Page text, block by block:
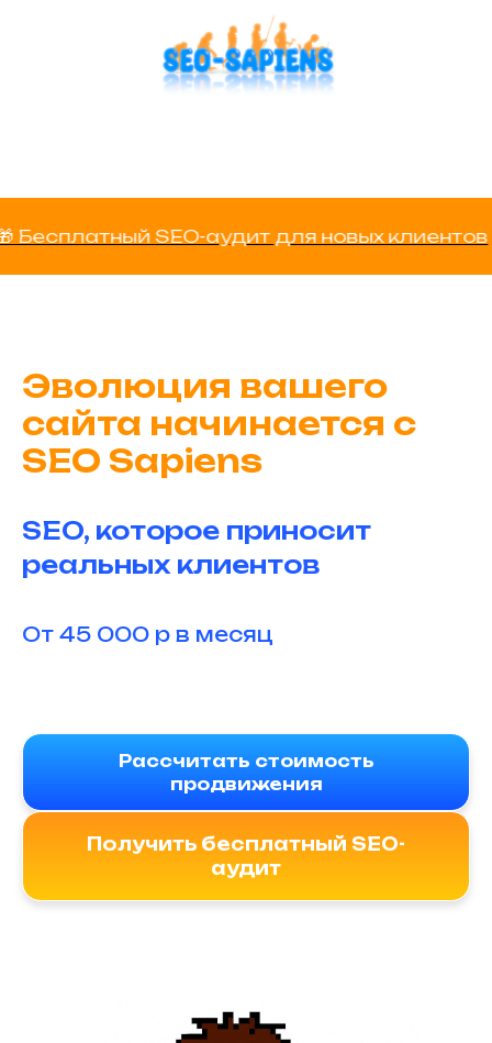
SEO-аудит для новых клиентов 🎁
Эволюция вашего
сайта начинается с
SEO Sapiens
SEO, которое приносит
реальных клиентов
От 45 000 р в месяц
Рассчитать стоимость
продвижения
Получить бесплатный SEO-
аудит